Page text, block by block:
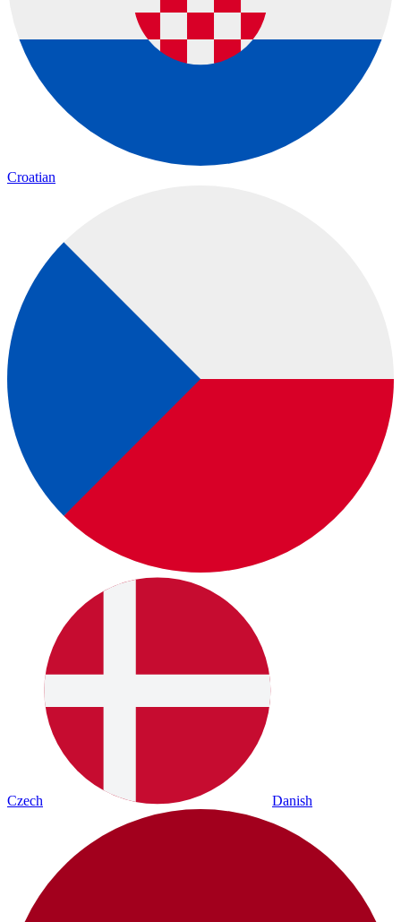
Croatian
Czech Danish